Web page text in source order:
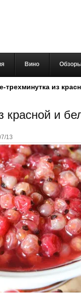
Вино
трехминутка из
красной и
13